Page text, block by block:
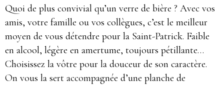
Quoi de plus convivial qu’un verre de bière ? Avec vos
amis, votre famille ou vos collègues, c’est le meilleur
moyen de vous détendre pour la Saint-Patrick. Faible
en alcool, légère en amertume, toujours pétillante…
Choisissez la vôtre pour la douceur de son caractère.
On vous la sert accompagnée d’une planche de